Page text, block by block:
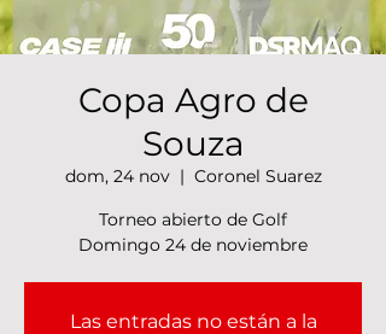
Copa Agro de
Souza
dom, 24 nov
  |
Coronel Suarez
Torneo abierto de Golf
Domingo 24 de noviembre
Las entradas no están a la